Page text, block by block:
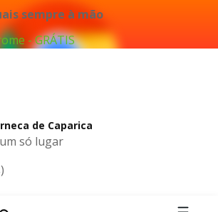
sempre à mão
- GRÁTIS
só lugar
de Caparica